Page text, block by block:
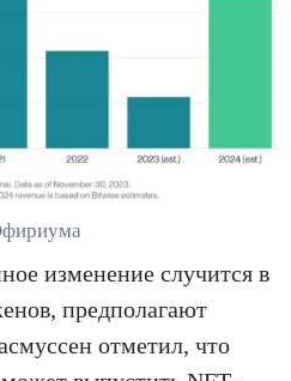
изменение случится в
предполагают
отметил, что